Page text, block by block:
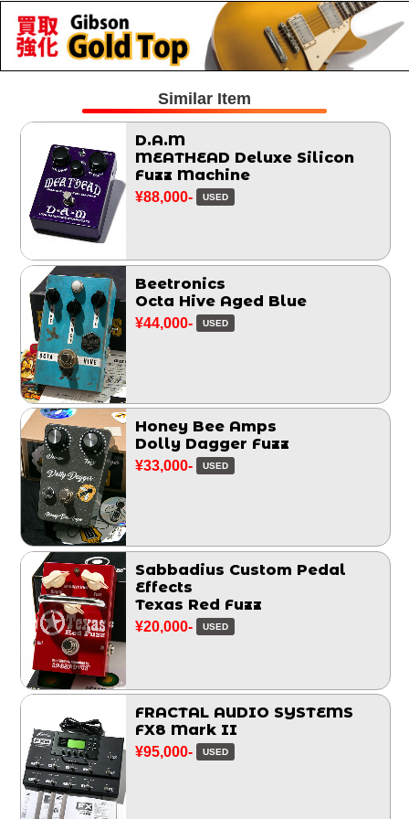
Similar Item
D.A.M
MEATHEAD Deluxe Silicon
Fuzz Machine
¥88,000- USED
Beetronics
Octa Hive Aged Blue
¥44,000- USED
Honey Bee Amps
Dolly Dagger Fuzz
¥33,000- USED
Sabbadius Custom Pedal
Effects
Texas Red Fuzz
¥20,000- USED
FRACTAL AUDIO SYSTEMS
FX8 Mark II
¥95,000- USED